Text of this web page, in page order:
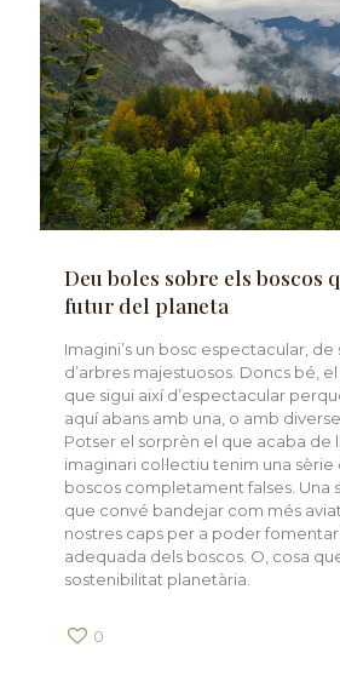
Deu boles sobre els boscos
futur del planeta
Imagini’s un bosc espectacular, de
d’arbres majestuosos. Doncs bé,
que sigui així d’espectacular
aquí abans amb una, o amb
Potser el sorprèn el que acaba de
imaginari col·lectiu tenim una sèrie
boscos completament falses. Una
que convé bandejar com més
nostres caps per a poder
adequada dels boscos. O, cosa
sostenibilitat planetària.
0